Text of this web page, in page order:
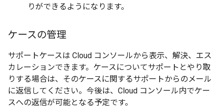
りができるようになります。
ケースの管理
サポートケースは Cloud コンソールから表示、解決、エス
カレーションできます。ケースについてサポートとやり取
りする場合は、そのケースに関するサポートからのメール
に返信してください。今後は、Cloud コンソール内でケー
スへの返信が可能となる予定です。